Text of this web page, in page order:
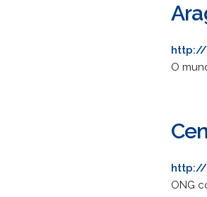
http://
O
ONG